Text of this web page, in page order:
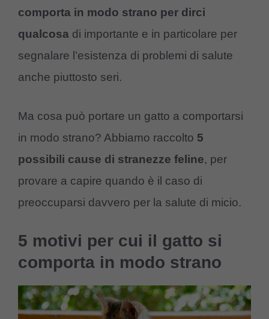
comporta in modo strano per dirci
qualcosa di importante e in particolare per
segnalare l’esistenza di problemi di salute
anche piuttosto seri.
Ma cosa può portare un gatto a comportarsi
in modo strano? Abbiamo raccolto 5
possibili cause di stranezze feline, per
provare a capire quando è il caso di
preoccuparsi davvero per la salute di micio.
5 motivi per cui il gatto si
comporta in modo strano